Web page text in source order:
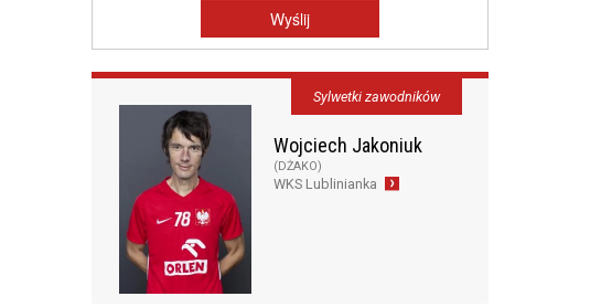
Wojciech Jakoniuk
(DŻAKO)
WKS Lublinianka
Sylwetki zawodników